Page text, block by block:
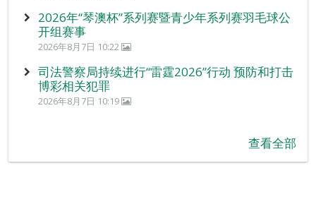
2026年“琴澳杯”系列赛暨青少年系列赛羽毛球公
开组赛事
2026年8月7日 10:22
司法警察局持续进行“雷霆2026”行动 预防和打击
博彩相关犯罪
2026年8月7日 10:19
查看全部